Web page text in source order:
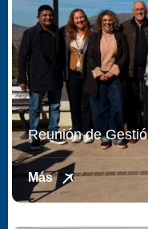
Reunión de
Más